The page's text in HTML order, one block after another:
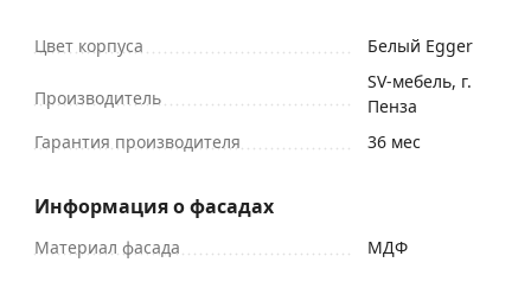
Цвет корпуса Белый Egger
Производитель
SV-мебель, г.
Пенза
Гарантия производителя
36 мес
Информация о фасадах
Материал фасада МДФ